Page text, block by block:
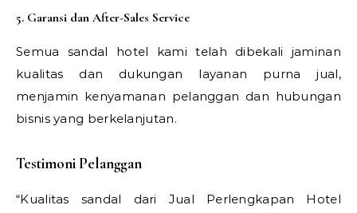
5. Garansi dan After-Sales Service
Semua sandal hotel kami telah dibekali jaminan
kualitas dan dukungan layanan purna jual,
menjamin kenyamanan pelanggan dan hubungan
bisnis yang berkelanjutan.
Testimoni Pelanggan
“Kualitas sandal dari Jual Perlengkapan Hotel